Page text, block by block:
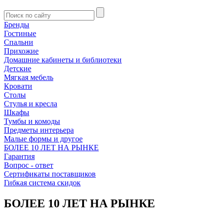
Бренды
Гостиные
Спальни
Прихожие
Домашние кабинеты и библиотеки
Детские
Мягкая мебель
Кровати
Столы
Стулья и кресла
Шкафы
Тумбы и комоды
Предметы интерьера
Малые формы и другое
БОЛЕЕ 10 ЛЕТ НА РЫНКЕ
Гарантия
Вопрос - ответ
Сертификаты поставщиков
Гибкая система скидок
БОЛЕЕ 10 ЛЕТ НА РЫНКЕ